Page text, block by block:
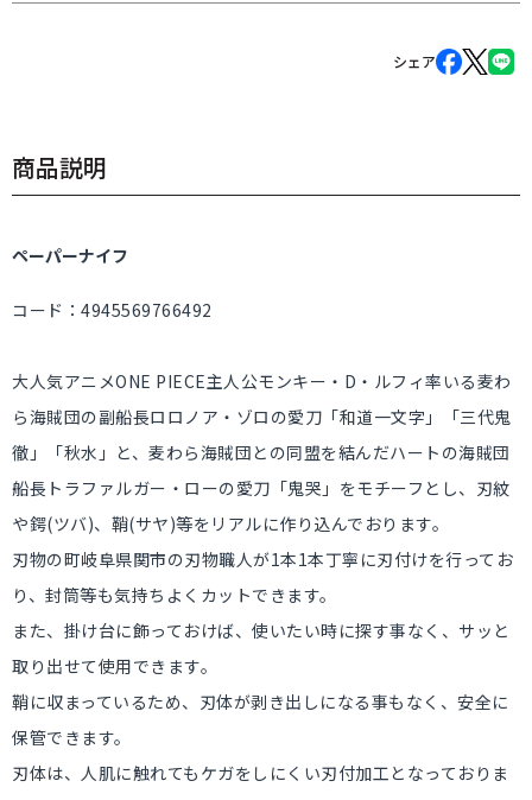
シェア
商品説明
ペーパーナイフ
コード：4945569766492
大人気アニメONE PIECE主人公モンキー・D・ルフィ率いる麦わ
ら海賊団の副船長ロロノア・ゾロの愛刀「和道一文字」「三代鬼
徹」「秋水」と、麦わら海賊団との同盟を結んだハートの海賊団
船長トラファルガー・ローの愛刀「鬼哭」をモチーフとし、刃紋
や鍔(ツバ)、鞘(サヤ)等をリアルに作り込んでおります。
刃物の町岐阜県関市の刃物職人が1本1本丁寧に刃付けを行ってお
り、封筒等も気持ちよくカットできます。
また、掛け台に飾っておけば、使いたい時に探す事なく、サッと
取り出せて使用できます。
鞘に収まっているため、刃体が剥き出しになる事もなく、安全に
保管できます。
刃体は、人肌に触れてもケガをしにくい刃付加工となっておりま